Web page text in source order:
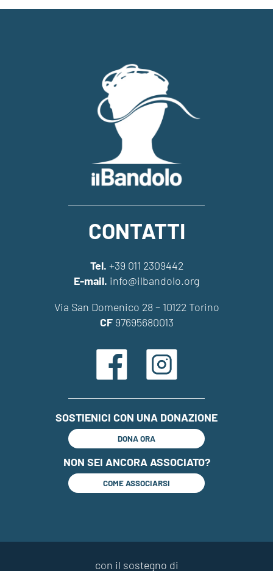
CONTATTI
Tel. +39 011 2309442
E-mail. info@ilbandolo.org
Via San Domenico 28 – 10122 Torino
CF97695680013
SOSTIENICI CON UNA DONAZIONE
DONA ORA
NON SEI ANCORA ASSOCIATO?
COME ASSOCIARSI
con il sostegno di